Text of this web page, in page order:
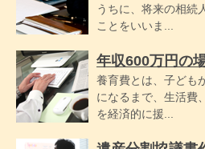
うちに、将来の相続
ことをいいま...
年収600万円の
養育費とは、子ども
になるまで、生活費
を経済的に援...